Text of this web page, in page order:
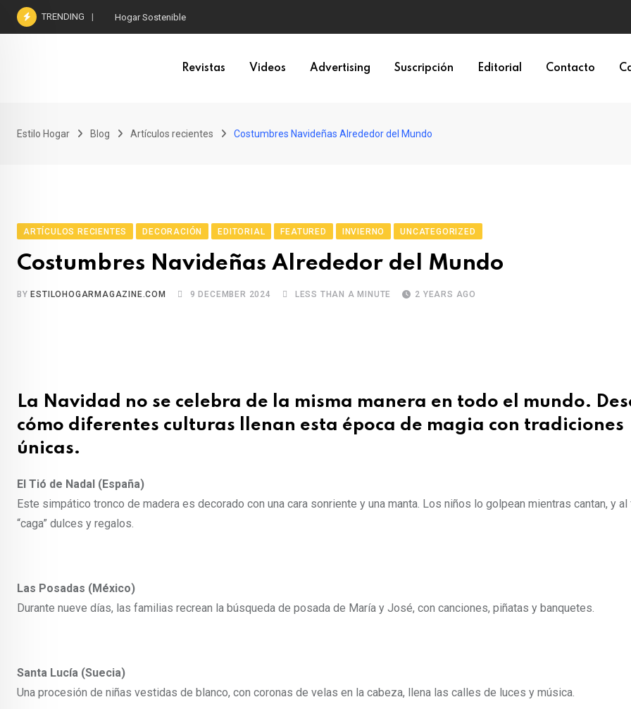
Skip
TRENDING Hogar Sostenible
Revistas Videos Advertising Suscripción Editorial Contacto
Estilo Hogar Blog Artículos recientes Costumbres Navideñas Alrededor del Mundo
ARTÍCULOS RECIENTES DECORACIÓN EDITORIAL FEATURED INVIERNO UNCATEGORIZED
Costumbres Navideñas Alrededor del Mundo
BY ESTILOHOGARMAGAZINE.COM 9 DECEMBER 2024 LESS THAN A MINUTE 2 YEARS AGO
La Navidad no se celebra de la misma manera en todo el mundo.
cómo diferentes culturas llenan esta época de magia con tradiciones
únicas.
El Tió de Nadal (España)
Este simpático tronco de madera es decorado con una cara sonriente y una manta. Los niños lo golpean mientras cantan, y al
“caga” dulces y regalos.
Las Posadas (México)
Durante nueve días, las familias recrean la búsqueda de posada de María y José, con canciones, piñatas y banquetes.
Santa Lucía (Suecia)
Una procesión de niñas vestidas de blanco, con coronas de velas en la cabeza, llena las calles de luces y música.